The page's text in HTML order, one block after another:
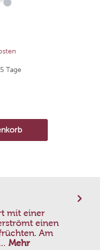
Tage
mit einer
einen
Am
Mehr